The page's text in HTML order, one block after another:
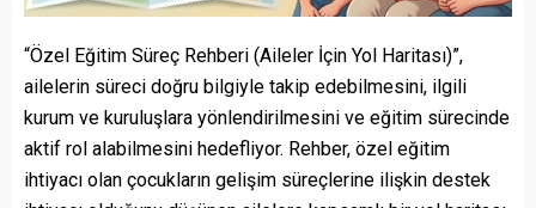
“Özel Eğitim Süreç Rehberi (Aileler İçin Yol Haritası)”,
ailelerin süreci doğru bilgiyle takip edebilmesini, ilgili
kurum ve kuruluşlara yönlendirilmesini ve eğitim sürecinde
aktif rol alabilmesini hedefliyor. Rehber, özel eğitim
ihtiyacı olan çocukların gelişim süreçlerine ilişkin destek